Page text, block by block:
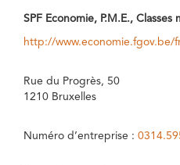
SPF Economie, P.M.E.,
http://www.economie.fgov.be/
Rue du Progrès, 50
1210 Bruxelles
Numéro d’entreprise :